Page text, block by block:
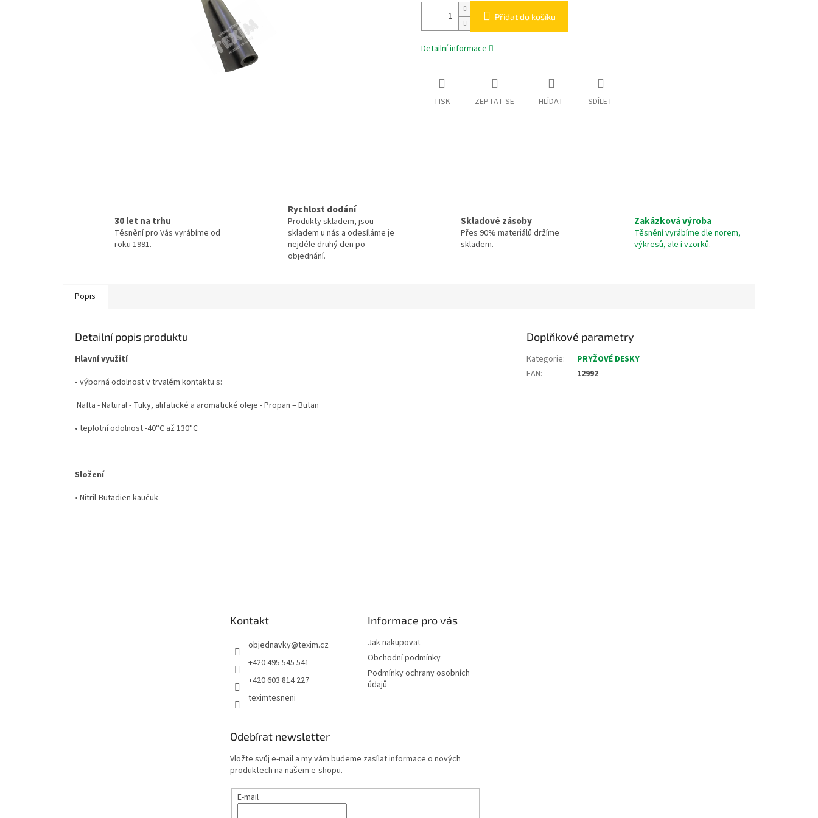
Přidat do košíku
Detailní informace
TISK ZEPTAT SE HLÍDAT SDÍLET
30 let na trhu
Těsnění pro Vás vyrábíme od
roku 1991.
Rychlost dodání
Produkty skladem, jsou
skladem u nás a odesíláme je
nejdéle druhý den po
objednání.
Skladové zásoby
Přes 90% materiálů držíme
skladem.
Zakázková výroba
Těsnění vyrábíme dle norem,
výkresů, ale i vzorků.
Popis
Detailní popis produktu
Hlavní využití
• výborná odolnost v trvalém kontaktu s:
Nafta - Natural - Tuky, alifatické a aromatické oleje - Propan – Butan
• teplotní odolnost -40°C až 130°C
Složení
• Nitril-Butadien kaučuk
Doplňkové parametry
Kategorie:
PRYŽOVÉ DESKY
EAN: 12992
Kontakt
objednavky@texim.cz
+420 495 545 541
+420 603 814 227
teximtesneni
Informace pro vás
Jak nakupovat
Obchodní podmínky
Podmínky ochrany osobních
údajů
Odebírat newsletter
Vložte svůj e-mail a my vám budeme zasílat informace o nových
produktech na našem e-shopu.
E-mail